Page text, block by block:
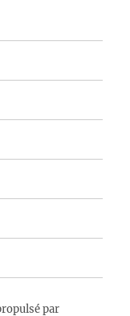
par